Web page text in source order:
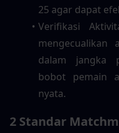
25 agar dapat
Verifikasi
dalam jangka
bobot pemain
nyata.
2 Standar